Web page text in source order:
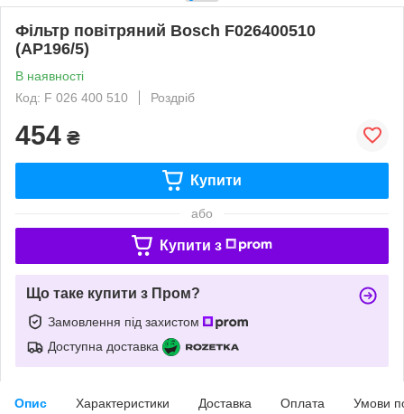
Фільтр повітряний Bosch F026400510
(AP196/5)
В наявності
Код: F 026 400 510
Роздріб
454 ₴
Купити
або
Купити з
Що таке купити з Пром?
Замовлення під захистом
Доступна доставка
Опис Характеристики Доставка Оплата Умови